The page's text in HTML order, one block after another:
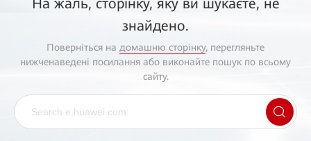
На жаль, сторінку, яку ви шукаєте, не
знайдено.
Поверніться на домашню сторінку, перегляньте
нижченаведені посилання або виконайте пошук по всьому
сайту.